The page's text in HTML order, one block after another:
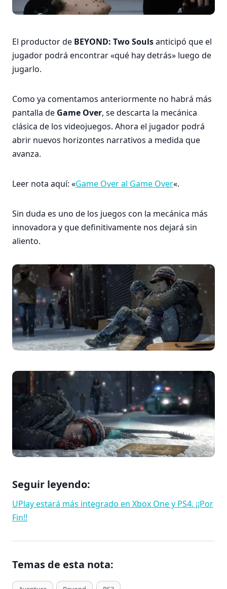
El productor de BEYOND: Two Soulsanticipó que el
jugador podrá encontrar «qué hay detrás» luego de
jugarlo.
Como ya comentamos anteriormente no habrá más
pantalla de Game Over, se descarta la mecánica
clásica de los videojuegos. Ahora el jugador podrá
abrir nuevos horizontes narrativos a medida que
avanza.
Leer nota aquí: «Game Over al Game Over«.
Sin duda es uno de los juegos con la mecánica más
innovadora y que definitivamente nos dejará sin
aliento.
Seguir leyendo:
UPlay estará más integrado en Xbox One y PS4. ¡¡Por
Fin!!
Temas de esta nota:
T